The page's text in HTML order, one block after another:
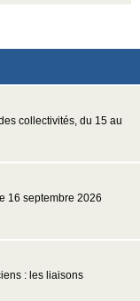
collectivités, du 15 au
16 septembre 2026
: les liaisons